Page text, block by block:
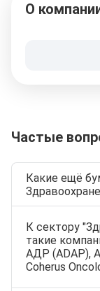
О
Частые
Какие ещё
К сектору
такие
АДР (ADAP),
Coherus